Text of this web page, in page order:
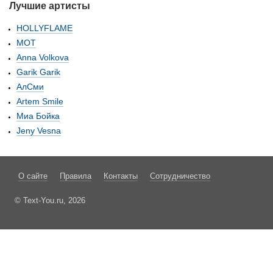
Лучшие артисты
HOLLYFLAME
МОТ
Anna Volkova
Garik Garik
АлСми
Artem Smile
Миа Бойка
Jeny Vesna
О сайте Правила Контакты Сотрудничество
© Text-You.ru, 2026